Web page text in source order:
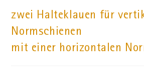
zwei Halteklauen für
Normschienen
mit einer horizontalen